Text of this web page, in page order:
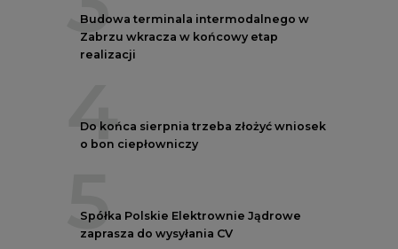
Budowa terminala intermodalnego w
Zabrzu wkracza w końcowy etap
realizacji
4
Do końca sierpnia trzeba złożyć wniosek
o bon ciepłowniczy
5
Spółka Polskie Elektrownie Jądrowe
zaprasza do wysyłania CV